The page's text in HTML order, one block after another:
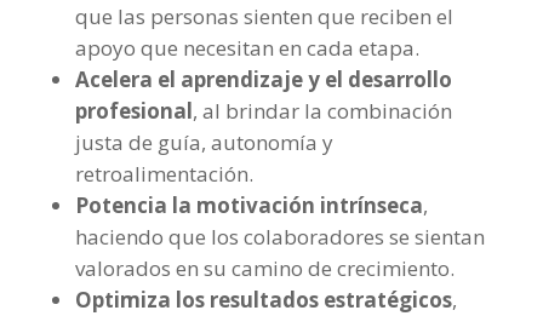
que las personas sienten que reciben el
apoyo que necesitan en cada etapa.
Acelera el aprendizaje y el desarrollo
profesional, al brindar la combinación
justa de guía, autonomía y
retroalimentación.
Potencia la motivación intrínseca,
haciendo que los colaboradores se sientan
valorados en su camino de crecimiento.
Optimiza los resultados estratégicos,